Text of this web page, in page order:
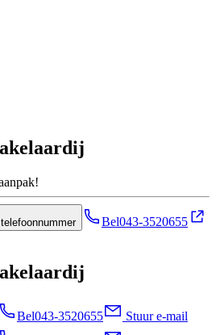
Bel043-3520655
Bel043-3520655 Stuur e-mail